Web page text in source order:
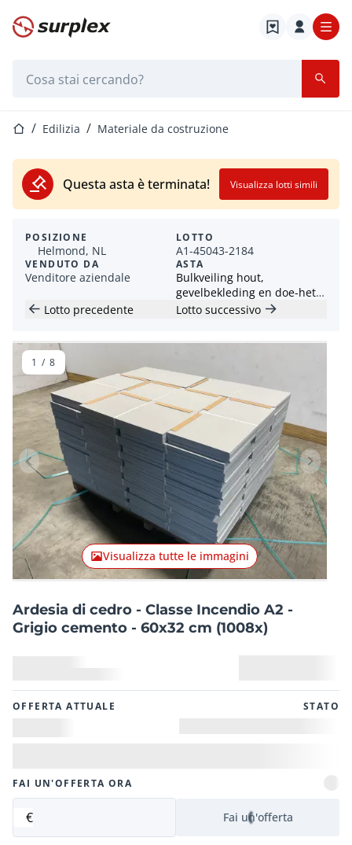
Home
Home Edilizia Materiale da costruzione
Questa asta è terminata! Visualizza lotti simili
POSIZIONE
Helmond, NL
VENDUTO DA
Venditore aziendale
LOTTO
A1-45043-2184
ASTA
Bulkveiling hout,
gevelbekleding en doe-het-
zelf
Lotto precedente Lotto successivo
Articolo precedente Articolo
Visualizza tutte le immagini
1 / 8
Ardesia di cedro - Classe Incendio A2 -
Grigio cemento - 60x32 cm (1008x)
OFFERTA ATTUALE STATO
FAI UN'OFFERTA ORA
€ Fai un'offerta